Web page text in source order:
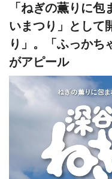
「ねぎの薫りに
いまつり」として
り」。「ふっかち
がアピール